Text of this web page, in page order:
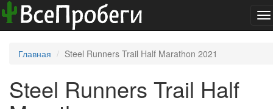
Главная Steel Runners Trail Half Marathon 2021
Steel Runners Trail Half